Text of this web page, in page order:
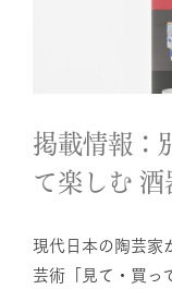
買っ
掲載情報：
て楽しむ 酒
現代日本の陶芸家
芸術「見て・買っ